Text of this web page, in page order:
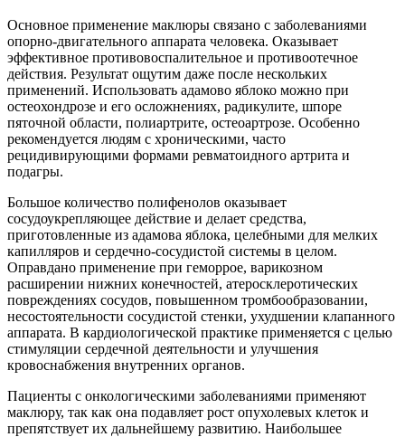
Основное применение маклюры связано с заболеваниями
опорно-двигательного аппарата человека. Оказывает
эффективное противовоспалительное и противоотечное
действия. Результат ощутим даже после нескольких
применений. Использовать адамово яблоко можно при
остеохондрозе и его осложнениях, радикулите, шпоре
пяточной области, полиартрите, остеоартрозе. Особенно
рекомендуется людям с хроническими, часто
рецидивирующими формами ревматоидного артрита и
подагры.
Большое количество полифенолов оказывает
сосудоукрепляющее действие и делает средства,
приготовленные из адамова яблока, целебными для мелких
капилляров и сердечно-сосудистой системы в целом.
Оправдано применение при геморрое, варикозном
расширении нижних конечностей, атеросклеротических
повреждениях сосудов, повышенном тромбообразовании,
несостоятельности сосудистой стенки, ухудшении клапанного
аппарата. В кардиологической практике применяется с целью
стимуляции сердечной деятельности и улучшения
кровоснабжения внутренних органов.
Пациенты с онкологическими заболеваниями применяют
маклюру, так как она подавляет рост опухолевых клеток и
препятствует их дальнейшему развитию. Наибольшее